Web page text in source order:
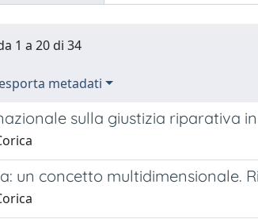
1 a 20 di 34
esporta metadati
sulla giustizia riparativa
un concetto multidimensionale.